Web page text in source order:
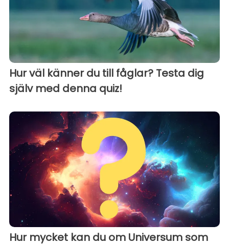
Hur väl känner du till fåglar? Testa dig
själv med denna quiz!
Hur mycket kan du om Universum som